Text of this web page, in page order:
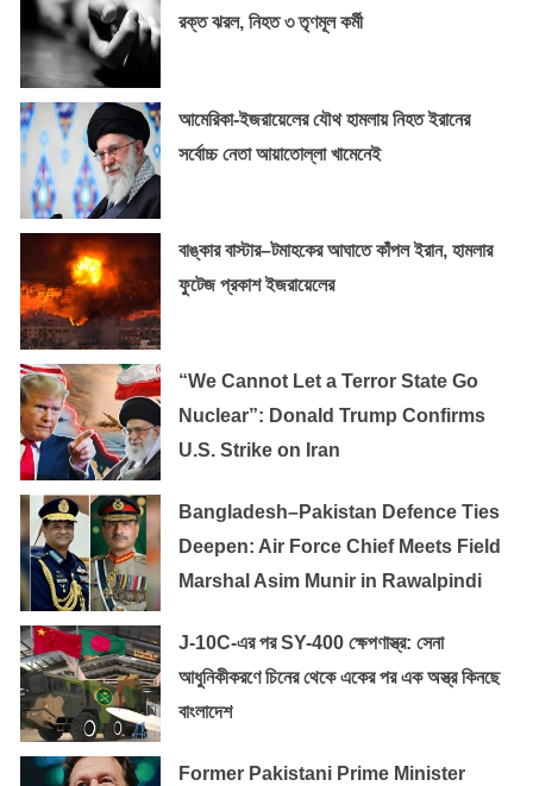
রক্ত ঝরল, নিহত ৩ তৃণমূল কর্মী
আমেরিকা-ইজরায়েলের যৌথ হামলায় নিহত ইরানের
সর্বোচ্চ নেতা আয়াতোল্লা খামেনেই
বাঙ্কার বাস্টার–টমাহকের আঘাতে কাঁপল ইরান, হামলার
ফুটেজ প্রকাশ ইজরায়েলের
“We Cannot Let a Terror State Go
Nuclear”: Donald Trump Confirms
U.S. Strike on Iran
Bangladesh–Pakistan Defence Ties
Deepen: Air Force Chief Meets Field
Marshal Asim Munir in Rawalpindi
J-10C-এর পর SY-400 ক্ষেপণাস্ত্র: সেনা
আধুনিকীকরণে চিনের থেকে একের পর এক অস্ত্র কিনছে
বাংলাদেশ
Former Pakistani Prime Minister